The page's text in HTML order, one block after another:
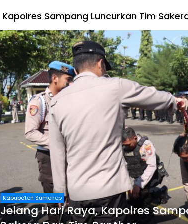
Kapolres Sampang Luncurkan Tim
Kabupaten Sumenep
Jelang Hari Raya, Kapolres